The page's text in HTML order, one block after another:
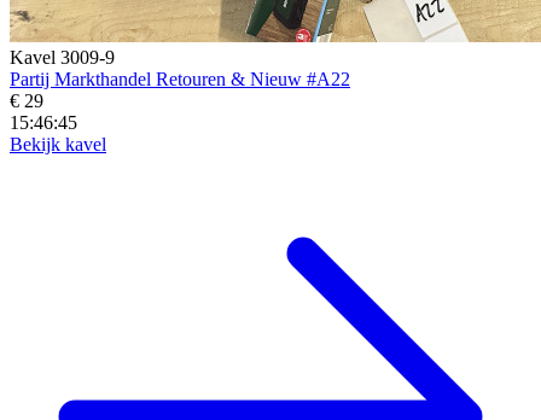
Kavel 3009-9
Partij Markthandel Retouren & Nieuw #A22
€ 29
15:46:43
Bekijk kavel